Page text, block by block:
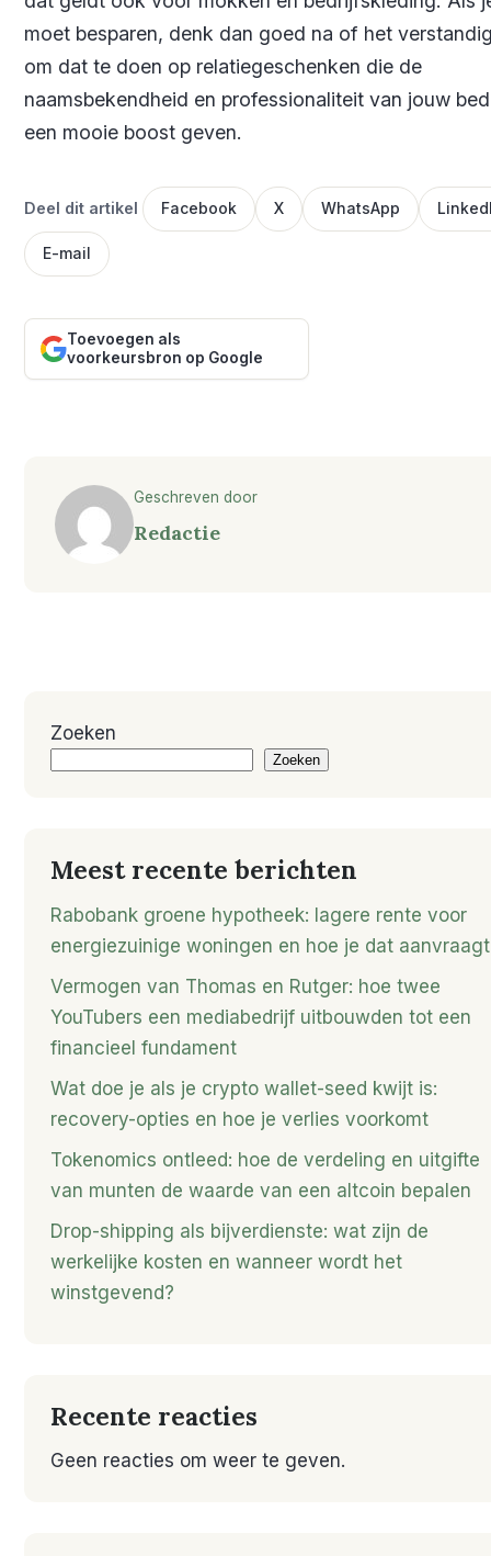
moet besparen, denk dan goed na of het
om dat te doen op relatiegeschenken die de
naamsbekendheid en professionaliteit van jouw
een mooie boost geven.
Deel dit artikel Facebook X WhatsApp
E-mail
Toevoegen als
voorkeursbron op Google
Geschreven door
Redactie
Zoeken
Zoeken
Meest recente berichten
Rabobank groene hypotheek: lagere rente voor
energiezuinige woningen en hoe je dat aanvraagt
Vermogen van Thomas en Rutger: hoe twee
YouTubers een mediabedrijf uitbouwden tot een
financieel fundament
Wat doe je als je crypto wallet-seed kwijt is:
recovery-opties en hoe je verlies voorkomt
Tokenomics ontleed: hoe de verdeling en uitgifte
van munten de waarde van een altcoin bepalen
Drop-shipping als bijverdienste: wat zijn de
werkelijke kosten en wanneer wordt het
winstgevend?
Recente reacties
Geen reacties om weer te geven.